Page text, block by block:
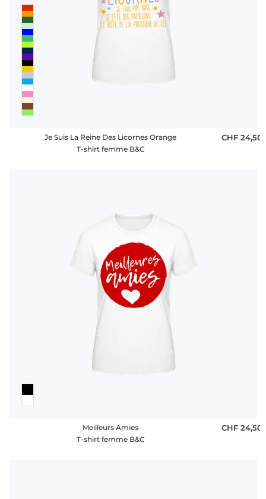
Je Suis La Reine Des Licornes Orange
T-shirt femme B&C
CHF 24,50
Meilleurs Amies
T-shirt femme B&C
CHF 24,50